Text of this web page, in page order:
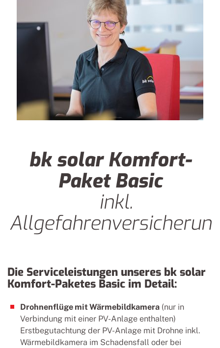
bk solar Komfort-
Paket Basic
inkl.
Die Serviceleistungen unseres bk solar
Komfort-Paketes Basic im Detail:
Drohnenflüge mit Wärmebildkamera (nur in
Verbindung mit einer PV-Anlage enthalten)
Erstbegutachtung der PV-Anlage mit Drohne inkl.
Wärmebildkamera im Schadensfall oder bei
Nicht das Richtige dabei?
Sie haben die Information, die Sie suchen, nicht auf
unserer Website gefunden? Das tut uns leid.
Wir möchten Ihnen gerne weiterhelfen. Bitte nehmen Sie
unverbindlich Kontakt mit uns auf:
Tel.:08241 99706-0
E-Mail:info@bk-solar.de
überspringen